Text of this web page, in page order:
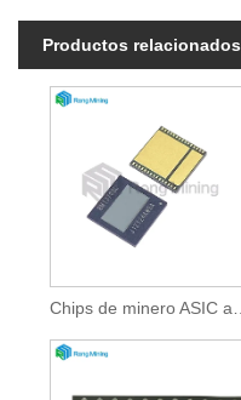
Productos relacionados